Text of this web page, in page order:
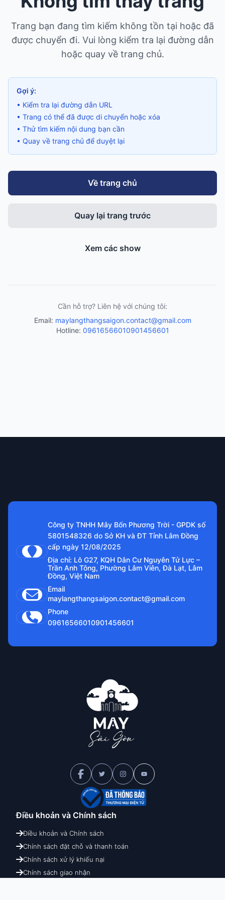
Trang bạn đang tìm kiếm không tồn tại hoặc đã
được chuyển đi. Vui lòng kiểm tra lại đường dẫn
hoặc quay về trang chủ.
Gợi ý:
• Kiểm tra lại đường dẫn URL
• Trang có thể đã được di chuyển hoặc xóa
• Thử tìm kiếm nội dung bạn cần
• Quay về trang chủ để duyệt lại
Về trang chủ
Quay lại trang trước
Xem các show
Cần hỗ trợ? Liên hệ với chúng tôi:
Email: maylangthangsaigon.contact@gmail.com
Hotline: 09616566010901456601
Công ty TNHH Mây Bốn Phương Trời - GPDK số
5801548326 do Sở KH và ĐT Tỉnh Lâm Đồng
cấp ngày 12/08/2025
Địa chỉ: Lô G27, KQH Dân Cư Nguyên Tử Lực –
Trần Anh Tông, Phường Lâm Viên, Đà Lạt, Lâm
Đồng, Việt Nam
Email
maylangthangsaigon.contact@gmail.com
Phone
09616566010901456601
Điều khoản và Chính sách
Điều khoản và Chính sách
Chính sách đặt chỗ và thanh toán
Chính sách xử lý khiếu nại
Chính sách giao nhận